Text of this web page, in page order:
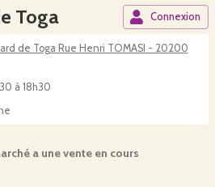
Toga Connexion
de Toga Rue Henri TOMASI - 20200
à 18h30
a une vente en cours